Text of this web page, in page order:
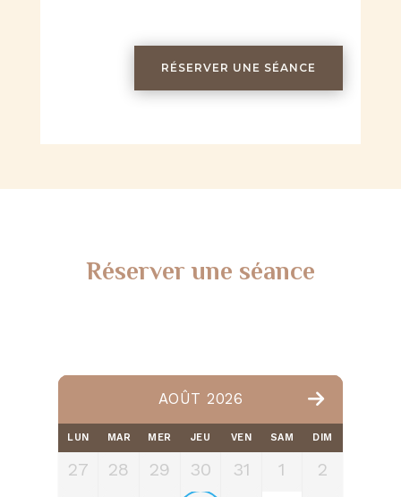
RÉSERVER UNE SÉANCE
Réserver une séance
AOÛT 2026
LUN MAR MER JEU VEN SAM DIM
27 28 29 30 31 1
2